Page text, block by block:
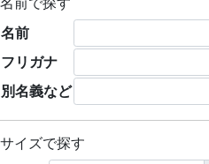
名前
フリガナ
別名義など
サイズで探す